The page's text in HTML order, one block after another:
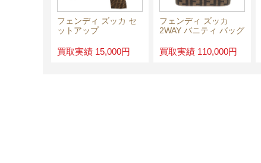
フェンディ ズッカ セ
ットアップ
買取実績 15,000円
フェンディ ズッカ
2WAY バニティ バッグ
買取実績 110,000円